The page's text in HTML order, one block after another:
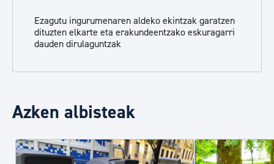
Ezagutu ingurumenaren aldeko ekintzak garatzen
dituzten elkarte eta erakundeentzako eskuragarri
dauden dirulaguntzak
Azken albisteak